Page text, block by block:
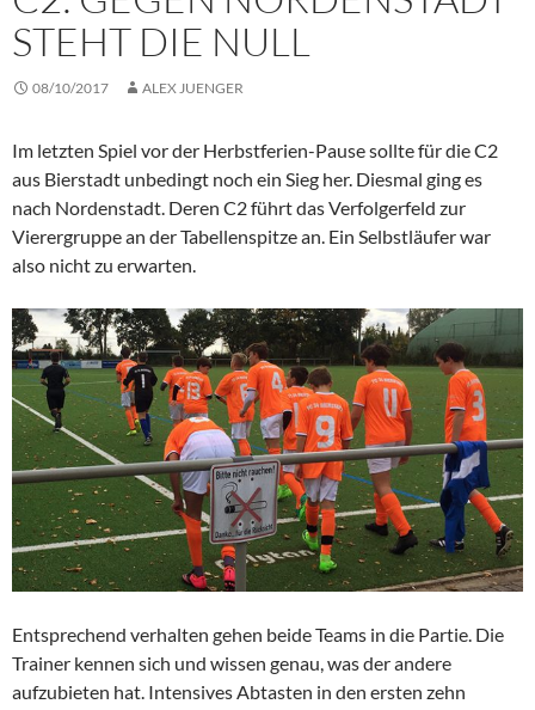
STEHT DIE NULL
08/10/2017 ALEX JUENGER
Im letzten Spiel vor der Herbstferien-Pause sollte für die C2
aus Bierstadt unbedingt noch ein Sieg her. Diesmal ging es
nach Nordenstadt. Deren C2 führt das Verfolgerfeld zur
Vierergruppe an der Tabellenspitze an. Ein Selbstläufer war
also nicht zu erwarten.
Entsprechend verhalten gehen beide Teams in die Partie. Die
Trainer kennen sich und wissen genau, was der andere
aufzubieten hat. Intensives Abtasten in den ersten zehn